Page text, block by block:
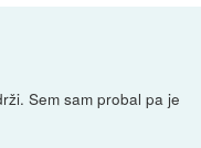
Sem sam probal pa je